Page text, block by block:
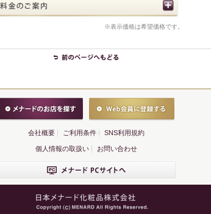
※表示価格は希望価格です。
会社概要 ご利用条件 SNS利用規約
個人情報の取扱い お問い合わせ